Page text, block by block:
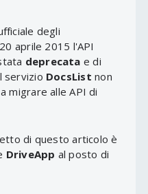
degli
aprile 2015 l'API
deprecata e di
servizio DocsList non
migrare alle API di
di questo articolo è
DriveApp al posto di